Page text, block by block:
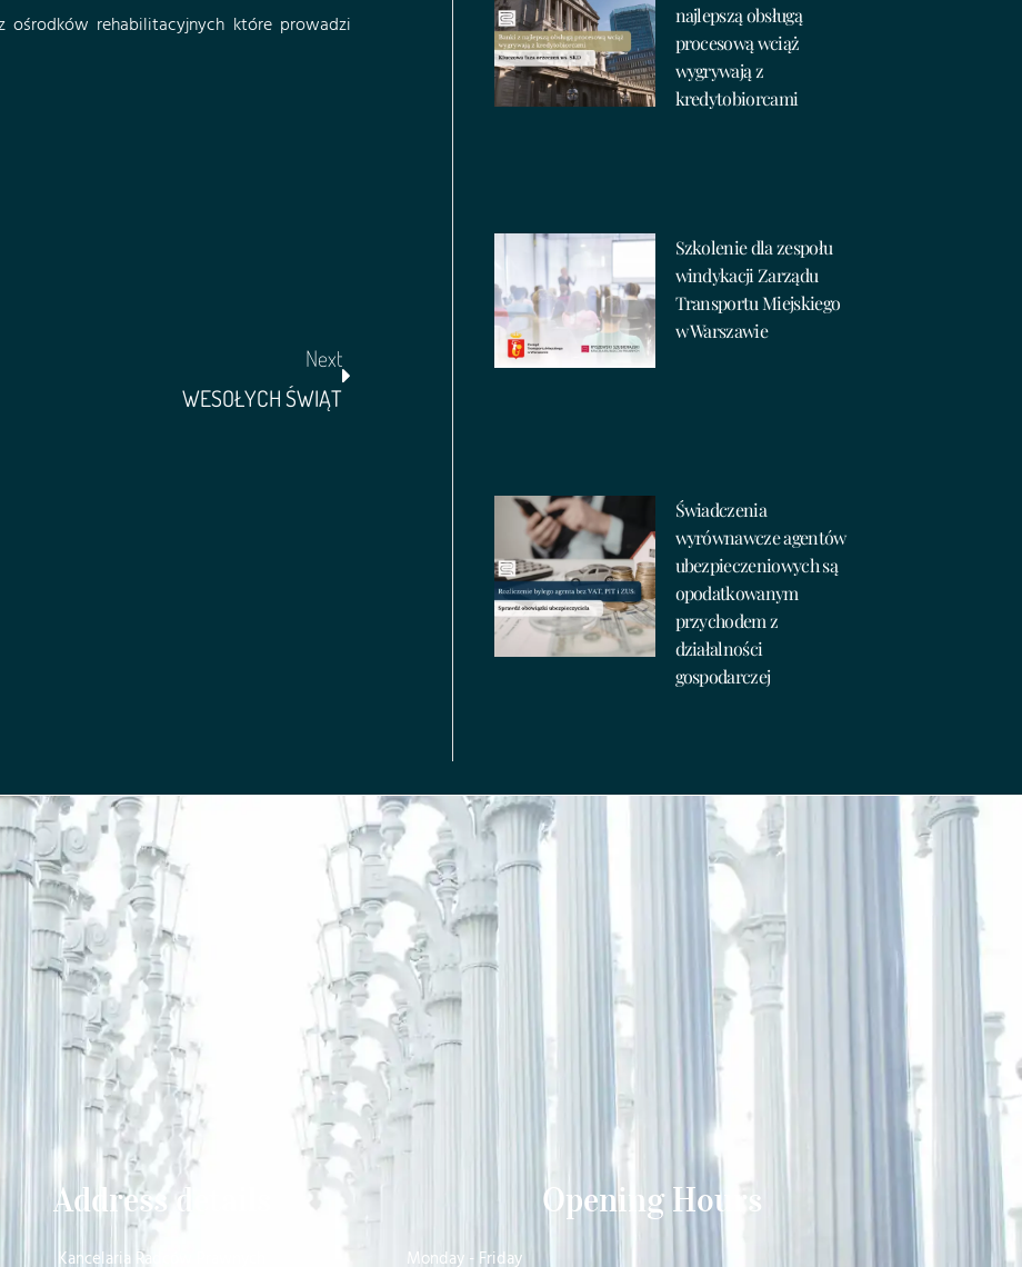
rehabilitacyjnych które prowadzi
Next
WESOŁYCH ŚWIĄT
najlepszą obsługą
procesową wciąż
wygrywają z
kredytobiorcami
Szkolenie dla zespołu
windykacji Zarządu
Transportu Miejskiego
w Warszawie
Świadczenia
wyrównawcze agentów
ubezpieczeniowych są
opodatkowanym
przychodem z
działalności
gospodarczej
Address details
Kancelaria Radców Prawnych
Opening Hours
Monday - Friday